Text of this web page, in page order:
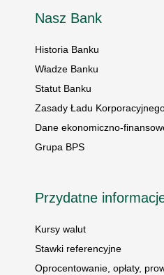
Nasz Bank
Historia Banku
Władze Banku
Statut Banku
Zasady Ładu
Dane ekonomiczno-
Grupa BPS
Przydatne
Kursy walut
Stawki referencyjne
Oprocentowanie, opłaty,